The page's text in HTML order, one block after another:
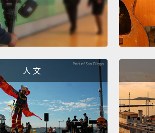
人 文